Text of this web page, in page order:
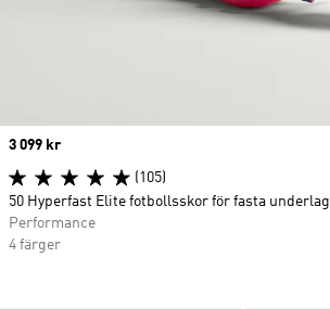
Price
3 099 kr
(105)
50 Hyperfast Elite fotbollsskor för fasta underlag
Performance
4 färger